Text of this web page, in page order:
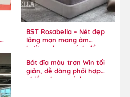
BST Rosabella – Nét đẹp
lãng mạn mang âm
hưởng phong cách đồng
Bát đĩa màu trơn Win tối
giản, dễ dàng phối hợp
nhiều phong cách